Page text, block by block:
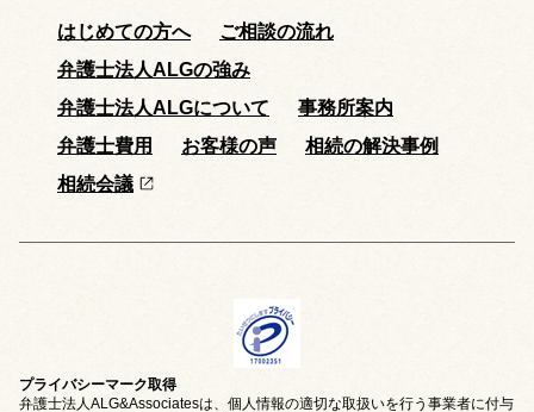
はじめての方へ
ご相談の流れ
弁護士法人ALGの強み
弁護士法人ALGについて
事務所案内
弁護士費用
お客様の声
相続の解決事例
相続会議
プライバシーマーク取得
弁護士法人ALG&Associatesは、個人情報の適切な取扱いを行う事業者に付与